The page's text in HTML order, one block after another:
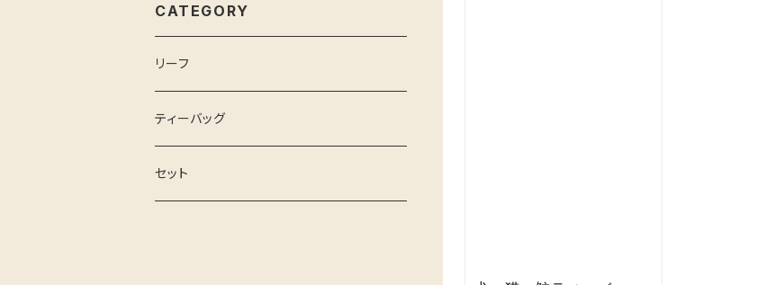
CATEGORY
リーフ
ティーバッグ
セット